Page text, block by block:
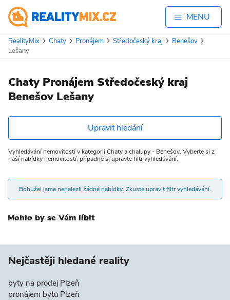
MENU
RealityMix Chaty Pronájem Středočeský kraj
Benešov
Lešany
Chaty Pronájem Středočeský kraj
Benešov Lešany
Upravit hledání
Vyhledávání nemovitostí v kategorii Chaty a chalupy - Benešov. Vyberte si z
naší nabídky nemovitostí, případně si upravte filtr vyhledávání.
Bohužel jsme nenalezli žádné nabídky. Zkuste upravit filtr vyhledávání.
Mohlo by se Vám líbit
Nejčastěji hledané reality
byty na prodej Plzeň
pronájem bytu Plzeň